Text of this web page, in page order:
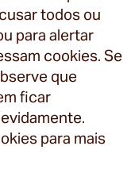
todos ou
para alertar
cookies. Se
que
ficar
para mais